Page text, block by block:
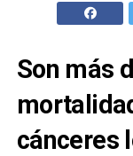
Son más
cánceres